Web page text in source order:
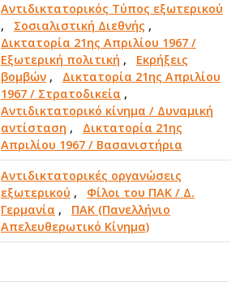
Αντιδικτατορικός Τύπος εξωτερικού
, Σοσιαλιστική Διεθνής ,
Δικτατορία 21ης Απριλίου 1967 /
Εξωτερική πολιτική , Εκρήξεις
βομβών , Δικτατορία 21ης Απριλίου
1967 / Στρατοδικεία ,
Αντιδικτατορικό κίνημα / Δυναμική
αντίσταση , Δικτατορία 21ης
Απριλίου 1967 / Βασανιστήρια
Αντιδικτατορικές οργανώσεις
εξωτερικού , Φίλοι του ΠΑΚ / Δ.
Γερμανία , ΠΑΚ (Πανελλήνιο
Απελευθερωτικό Κίνημα)